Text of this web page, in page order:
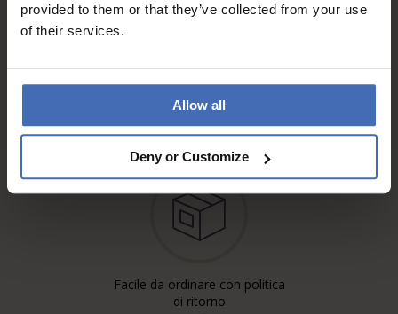
provided to them or that they’ve collected from your use
of their services.
Allow all
Deny or Customize
info
Facile da ordinare con politica
di ritorno